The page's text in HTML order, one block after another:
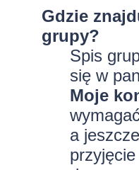
Gdzie
grupy?
Spis
się w
Moje
a